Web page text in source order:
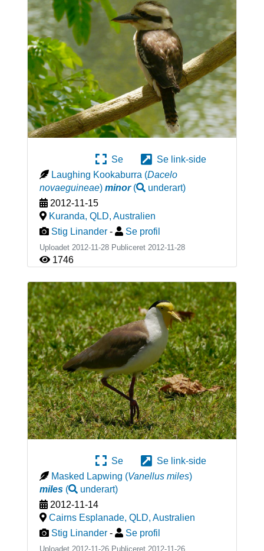
Se
Se link-side
Laughing Kookaburra (Dacelo
novaeguineae) minor( underart)
2012-11-15
Kuranda, QLD, Australien
Stig Linander - Se profil
Uploadet 2012-11-28 Publiceret 2012-11-28
1746
Se
Se link-side
Masked Lapwing (Vanellus miles)
miles( underart)
2012-11-14
Cairns Esplanade, QLD, Australien
Stig Linander - Se profil
Uploadet 2012-11-26 Publiceret 2012-11-26